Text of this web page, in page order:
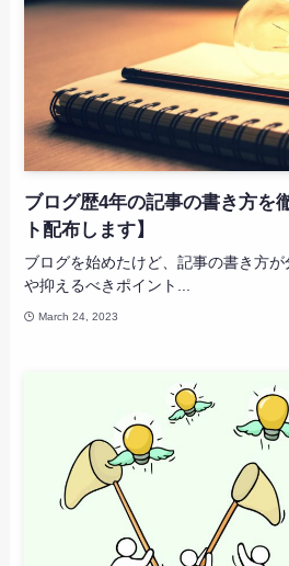
ブログ歴4年の記事の書き方を
ト配布します】
ブログを始めたけど、記事の書き方
や抑えるべきポイント...
March 24, 2023